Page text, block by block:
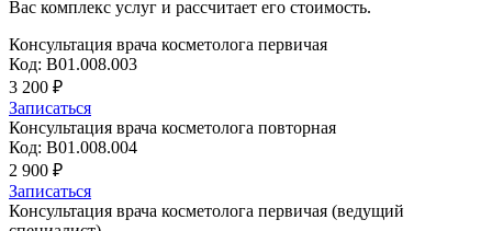
Вас комплекс услуг и рассчитает его стоимость.
Консультация врача косметолога первичая
Код: B01.008.003
3 200 ₽
Записаться
Консультация врача косметолога повторная
Код: B01.008.004
2 900 ₽
Записаться
Консультация врача косметолога первичая (ведущий